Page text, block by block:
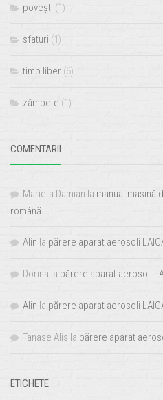
povești (1)
sfaturi (1)
timp liber (6)
zâmbete (1)
COMENTARII
Marieta Damian la manual mașină
română
Alin la părere aparat aerosoli
Dorina la părere aparat aerosoli
Alin la părere aparat aerosoli
Tanase Alis la părere aparat
ETICHETE